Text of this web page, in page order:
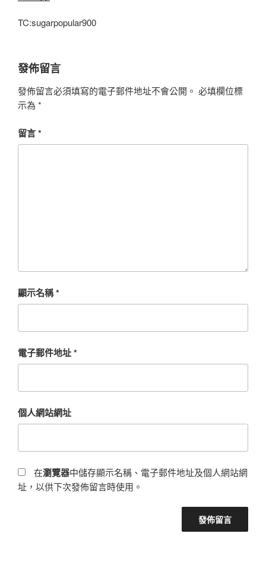
TC:sugarpopular900
發佈留言
發佈留言必須填寫的電子郵件地址不會公開。 必填欄位標
示為 *
留言*
顯示名稱*
電子郵件地址*
個人網站網址
在瀏覽器中儲存顯示名稱、電子郵件地址及個人網站網
址，以供下次發佈留言時使用。